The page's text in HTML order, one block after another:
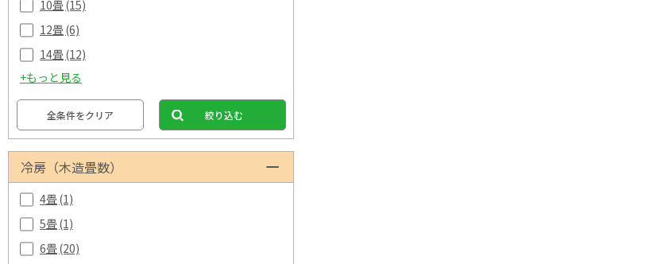
10畳 (15)
12畳 (6)
14畳 (12)
+もっと見る
全条件をクリア 絞り込む
冷房（木造畳数）
4畳 (1)
5畳 (1)
6畳 (20)